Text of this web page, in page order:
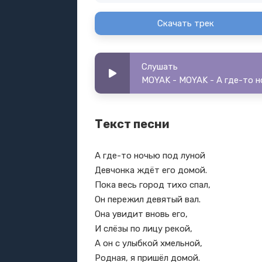
Скачать трек
Слушать
MOYAK - MOYAK - А где-то
Текст песни
А где-то ночью под луной
Девчонка ждёт его домой.
Пока весь город тихо спал,
Он пережил девятый вал.
Она увидит вновь его,
И слёзы по лицу рекой,
А он с улыбкой хмельной,
Родная, я пришёл домой.